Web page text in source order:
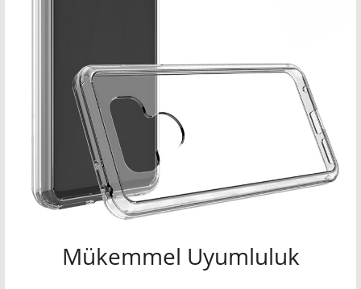
Mükemmel Uyumluluk